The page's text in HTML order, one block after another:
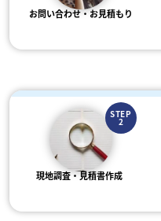
お問い合わせ・お見積もり
STEP
2
現地調査・見積書作成